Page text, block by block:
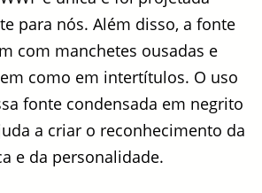
para nós. Além disso, a fonte
com manchetes ousadas e
como em intertítulos. O uso
fonte condensada em negrito
a criar o reconhecimento da
e da personalidade.